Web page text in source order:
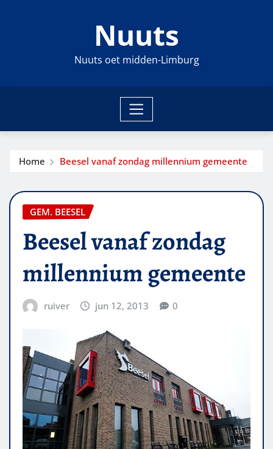
Nuuts
Nuuts oet midden-Limburg
Home Beesel vanaf zondag millennium gemeente
GEM. BEESEL
Beesel vanaf zondag
millennium gemeente
ruiver jun 12, 2013 0